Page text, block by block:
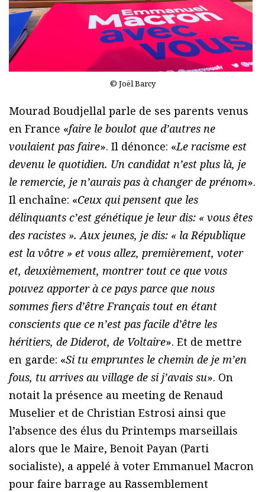
© Joël Barcy
Mourad Boudjellal parle de ses parents venus
en France «faire le boulot que d’autres ne
voulaient pas faire». Il dénonce: «Le racisme est
devenu le quotidien. Un candidat n’est plus là, je
le remercie, je n’aurais pas à changer de prénom».
Il enchaîne: «Ceux qui pensent que les
délinquants c’est génétique je leur dis: « vous êtes
des racistes ». Aux jeunes, je dis: « la République
est la vôtre » et vous allez, premièrement, voter
et, deuxièmement, montrer tout ce que vous
pouvez apporter à ce pays parce que nous
sommes fiers d’être Français tout en étant
conscients que ce n’est pas facile d’être les
héritiers, de Diderot, de Voltaire». Et de mettre
en garde: «Si tu empruntes le chemin de je m’en
fous, tu arrives au village de si j’avais su». On
notait la présence au meeting de Renaud
Muselier et de Christian Estrosi ainsi que
l’absence des élus du Printemps marseillais
alors que le Maire, Benoit Payan (Parti
socialiste), a appelé à voter Emmanuel Macron
pour faire barrage au Rassemblement